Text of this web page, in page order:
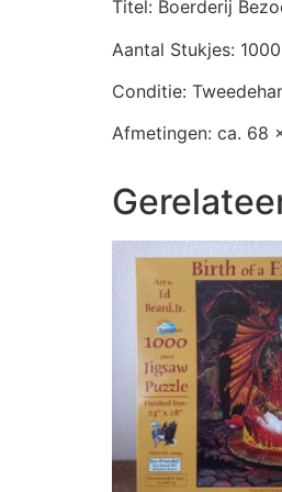
Titel: Boerderij
Aantal Stukjes: 1000
Conditie:
Afmetingen: ca. 68